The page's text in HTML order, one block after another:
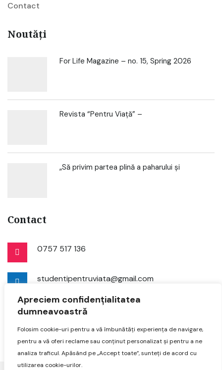
Apreciem confidențialitatea
dumneavoastră
Folosim cookie-uri pentru a vă îmbunătăți experiența de navigare,
pentru a vă oferi reclame sau conținut personalizat și pentru a ne
analiza traficul. Apăsând pe „Accept toate”, sunteți de acord cu
utilizarea cookie-urilor.
Contact
Noutăți
For Life Magazine – no. 15, Spring 2026
Revista “Pentru Viață” –
„Să privim partea plină a paharului și
Contact
0757 517 136
studentipentruviata@gmail.com